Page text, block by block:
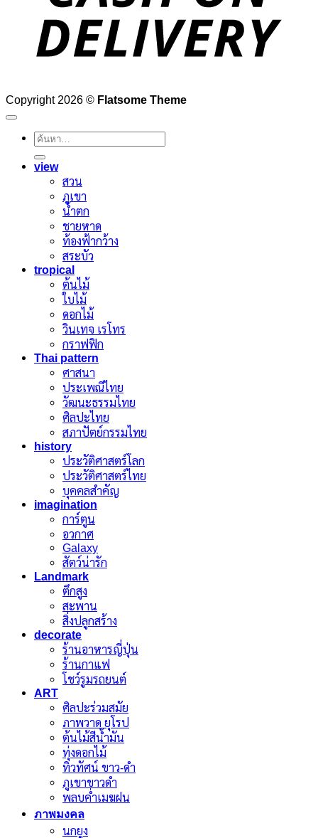
Copyright 2026 © Flatsome Theme
ค้นหา:
view
สวน
ภูเขา
น้ำตก
ชายหาด
ท้องฟ้ากว้าง
สระบัว
tropical
ต้นไม้
ใบไม้
ดอกไม้
วินเทจ เรโทร
กราฟฟิก
Thai pattern
ศาสนา
ประเพณีไทย
วัฒนะธรรมไทย
ศิลปะไทย
สภาปัตย์กรรมไทย
history
ประวัติศาสตร์โลก
ประวัติศาสตร์ไทย
บุคคลสำคัญ
imagination
การ์ตูน
อวกาศ
Galaxy
สัตว์น่ารัก
Landmark
ตึกสูง
สะพาน
สิ่งปลูกสร้าง
decorate
ร้านอาหารญี่ปุ่น
ร้านกาแฟ
โชว์รูมรถยนต์
ART
ศิลปะร่วมสมัย
ภาพวาด ยุโรป
ต้นไม้สีน้ำมัน
ทุ่งดอกไม้
ทิวทัศน์ ขาว-ดำ
ภูเขาขาวดำ
พลบค่ำเมฆฝน
ภาพมงคล
นกยูง